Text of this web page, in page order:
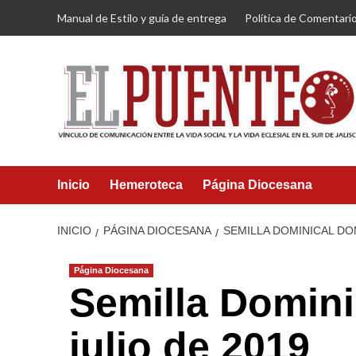
Manual de Estilo y guía de entrega Política de
Inicio Hemeroteca Página Diocesana
INICIO PÁGINA DIOCESANA SEMILLA DOMINICAL
Página Diocesana
Semilla
julio de 2019